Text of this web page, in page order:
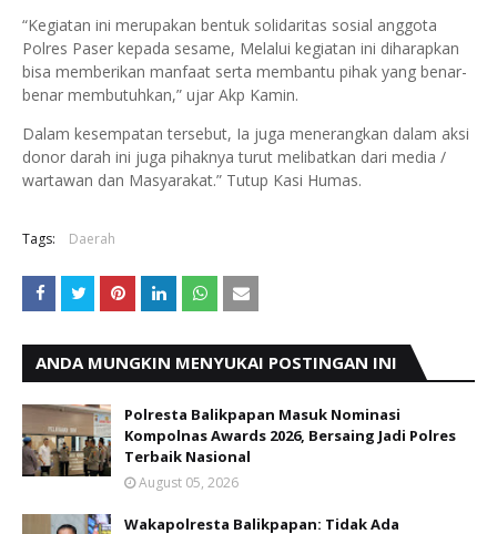
“Kegiatan ini merupakan bentuk solidaritas sosial anggota
Polres Paser kepada sesame, Melalui kegiatan ini diharapkan
bisa memberikan manfaat serta membantu pihak yang benar-
benar membutuhkan,” ujar Akp Kamin.
Dalam kesempatan tersebut, Ia juga menerangkan dalam aksi
donor darah ini juga pihaknya turut melibatkan dari media /
wartawan dan Masyarakat.” Tutup Kasi Humas.
Tags: Daerah
ANDA MUNGKIN MENYUKAI POSTINGAN INI
Polresta Balikpapan Masuk Nominasi
Kompolnas Awards 2026, Bersaing Jadi Polres
Terbaik Nasional
August 05, 2026
Wakapolresta Balikpapan: Tidak Ada